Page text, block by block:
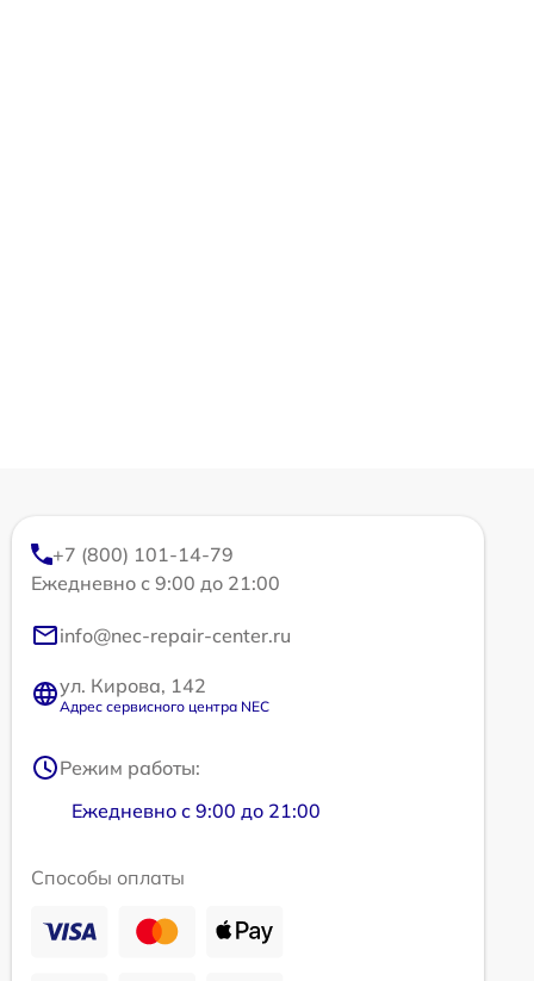
+7 (800) 101-14-79
Ежедневно с 9:00 до 21:00
info@nec-repair-center.ru
ул. Кирова, 142
Адрес сервисного центра NEC
Режим работы:
Ежедневно с 9:00 до 21:00
Способы оплаты